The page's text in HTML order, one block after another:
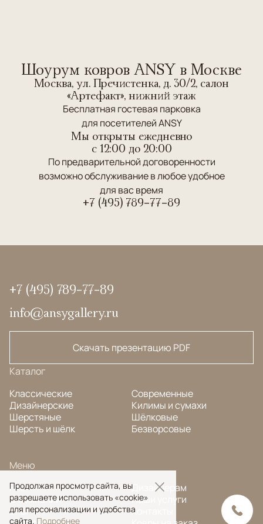
Шоурум ковров ANSY в Москве
Москва, ул. Пречистенка, д. 30/2, салон
«Артефакт», нижний этаж
Бесплатная гостевая парковка
для посетителей ANSY
Мы открыты ежедневно
c 12:00 до 20:00
По предварительной договоренности
возможно обслуживание в любое удобное
для вас время
+7 (495) 789-77-89
+7 (495) 789-77-89
info@ansygallery.ru
Скачать презентацию PDF
Каталог
Классические
Дизайнерские
Шерстяные
Шерсть и шёлк
Современные
Килимы и сумахи
Шёлковые
Безворсовые
Меню
FAQ
О компании
Блог
Дизайнерам
Наши услуги
Контакты
Продолжая просмотр сайта, вы
разрешаете использовать «cookie»
для персонализации и удобства
сайта. Подробнее